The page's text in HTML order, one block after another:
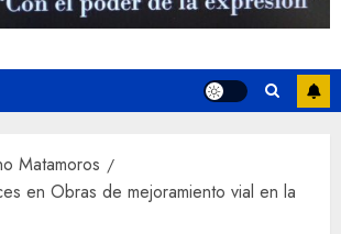
Matamoros
en Obras de mejoramiento vial en la